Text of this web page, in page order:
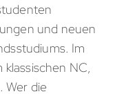
und neuen
Im
NC,
Wer die